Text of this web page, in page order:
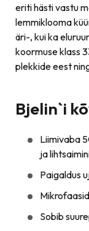
eriti hästi vastu
lemmiklooma
äri-, kui ka
koormuse klass
plekkide eest
Bjelin`i
Liimivaba
ja
Paigaldus
Sobib